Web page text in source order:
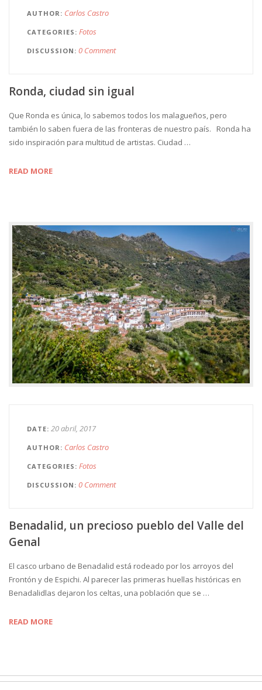
AUTHOR Carlos Castro
CATEGORIES Fotos
DISCUSSION 0 Comment
Ronda, ciudad sin igual
Que Ronda es única, lo sabemos todos los malagueños, pero
también lo saben fuera de las fronteras de nuestro país. Ronda ha
sido inspiración para multitud de artistas. Ciudad …
READ MORE
DATE 20 abril, 2017
AUTHOR Carlos Castro
CATEGORIES Fotos
DISCUSSION 0 Comment
Benadalid, un precioso pueblo del Valle del
Genal
El casco urbano de Benadalid está rodeado por los arroyos del
Frontón y de Espichi. Al parecer las primeras huellas históricas en
Benadalidlas dejaron los celtas, una población que se …
READ MORE